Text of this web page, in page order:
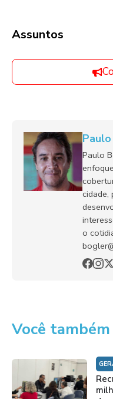
Assuntos
Paulo
cidade,
o
Você